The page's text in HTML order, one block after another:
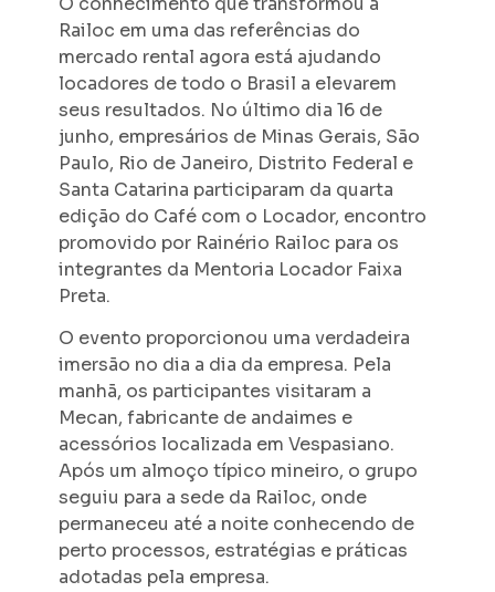
Railoc em uma das referências do
mercado rental agora está ajudando
locadores de todo o Brasil a elevarem
seus resultados. No último dia 16 de
junho, empresários de Minas Gerais, São
Paulo, Rio de Janeiro, Distrito Federal e
Santa Catarina participaram da quarta
edição do Café com o Locador, encontro
promovido por Rainério Railoc para os
integrantes da Mentoria Locador Faixa
Preta.
O evento proporcionou uma verdadeira
imersão no dia a dia da empresa. Pela
manhã, os participantes visitaram a
Mecan, fabricante de andaimes e
acessórios localizada em Vespasiano.
Após um almoço típico mineiro, o grupo
seguiu para a sede da Railoc, onde
permaneceu até a noite conhecendo de
perto processos, estratégias e práticas
adotadas pela empresa.